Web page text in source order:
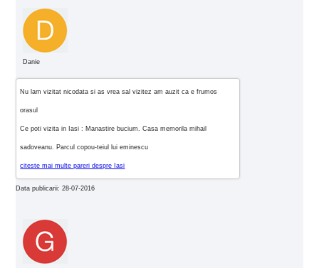
Danie
Nu lam vizitat nicodata si as vrea sal vizitez am auzit ca e frumos
orasul
Ce poti vizita in Iasi : Manastire bucium. Casa memorila mihail
sadoveanu. Parcul copou-teiul lui eminescu
citeste mai multe pareri despre Iasi
Data publicarii: 28-07-2016